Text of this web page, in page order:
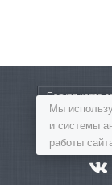
Полная карта
Мы
и системы
работы